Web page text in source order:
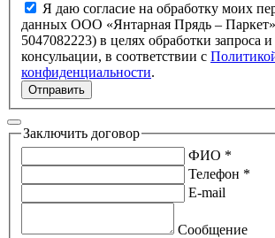
Я даю согласие на обработку моих
данных ООО «Янтарная Прядь –
5047082223) в целях обработки запроса и полченя
консульации, в соответствии с
конфиденциальности.
Отправить
Заключить договор
ФИО *
Телефон *
E-mail
Сообщение